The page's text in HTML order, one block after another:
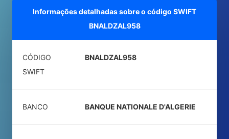
Informações detalhadas sobre o código SWIFT
BNALDZAL958
CÓDIGO
SWIFT
BNALDZAL958
BANCO BANQUE NATIONALE D'ALGERIE